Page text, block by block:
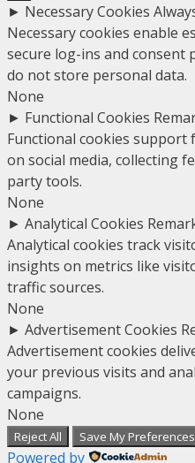
► Necessary Cookies
Necessary cookies enable
secure log-ins and consent
do not store personal data.
None
► Functional Cookies
Functional cookies
on social media, collecting
party tools.
None
► Analytical Cookies
Analytical cookies track
insights on metrics like
traffic sources.
None
► Advertisement Cookies
Advertisement cookies
your previous visits and
campaigns.
None
Reject All Save My Preferences
Powered by